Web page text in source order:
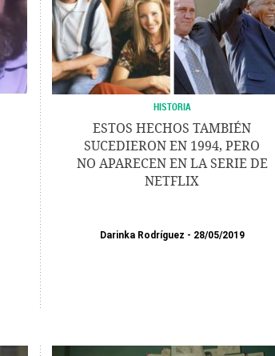
HISTORIA
ESTOS HECHOS TAMBIÉN
SUCEDIERON EN 1994, PERO
NO APARECEN EN LA SERIE DE
NETFLIX
Darinka Rodríguez 28/05/2019